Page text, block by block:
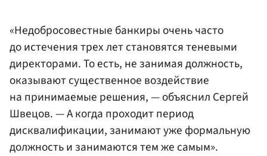
«Недобросовестные банкиры очень часто
до истечения трех лет становятся теневыми
директорами. То есть, не занимая должность,
оказывают существенное воздействие
на принимаемые решения, — объяснил Сергей
Швецов. — А когда проходит период
дисквалификации, занимают уже формальную
должность и занимаются тем же самым».